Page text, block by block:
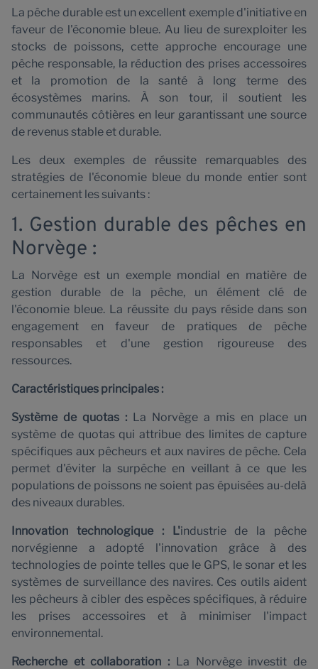
La pêche durable est un excellent exemple d'initiative en
faveur de l'économie bleue. Au lieu de surexploiter les
stocks de poissons, cette approche encourage une
pêche responsable, la réduction des prises accessoires
et la promotion de la santé à long terme des
écosystèmes marins. À son tour, il soutient les
communautés côtières en leur garantissant une source
de revenus stable et durable.
Les deux exemples de réussite remarquables des
stratégies de l'économie bleue du monde entier sont
certainement les suivants :
1. Gestion durable des pêches en
Norvège :
La Norvège est un exemple mondial en matière de
gestion durable de la pêche, un élément clé de
l'économie bleue. La réussite du pays réside dans son
engagement en faveur de pratiques de pêche
responsables et d'une gestion rigoureuse des
ressources.
Caractéristiques principales :
Système de quotas : La Norvège a mis en place un
système de quotas qui attribue des limites de capture
spécifiques aux pêcheurs et aux navires de pêche. Cela
permet d'éviter la surpêche en veillant à ce que les
populations de poissons ne soient pas épuisées au-delà
des niveaux durables.
Innovation technologique : L'industrie de la pêche
norvégienne a adopté l'innovation grâce à des
technologies de pointe telles que le GPS, le sonar et les
systèmes de surveillance des navires. Ces outils aident
les pêcheurs à cibler des espèces spécifiques, à réduire
les prises accessoires et à minimiser l'impact
environnemental.
Recherche et collaboration : La Norvège investit de